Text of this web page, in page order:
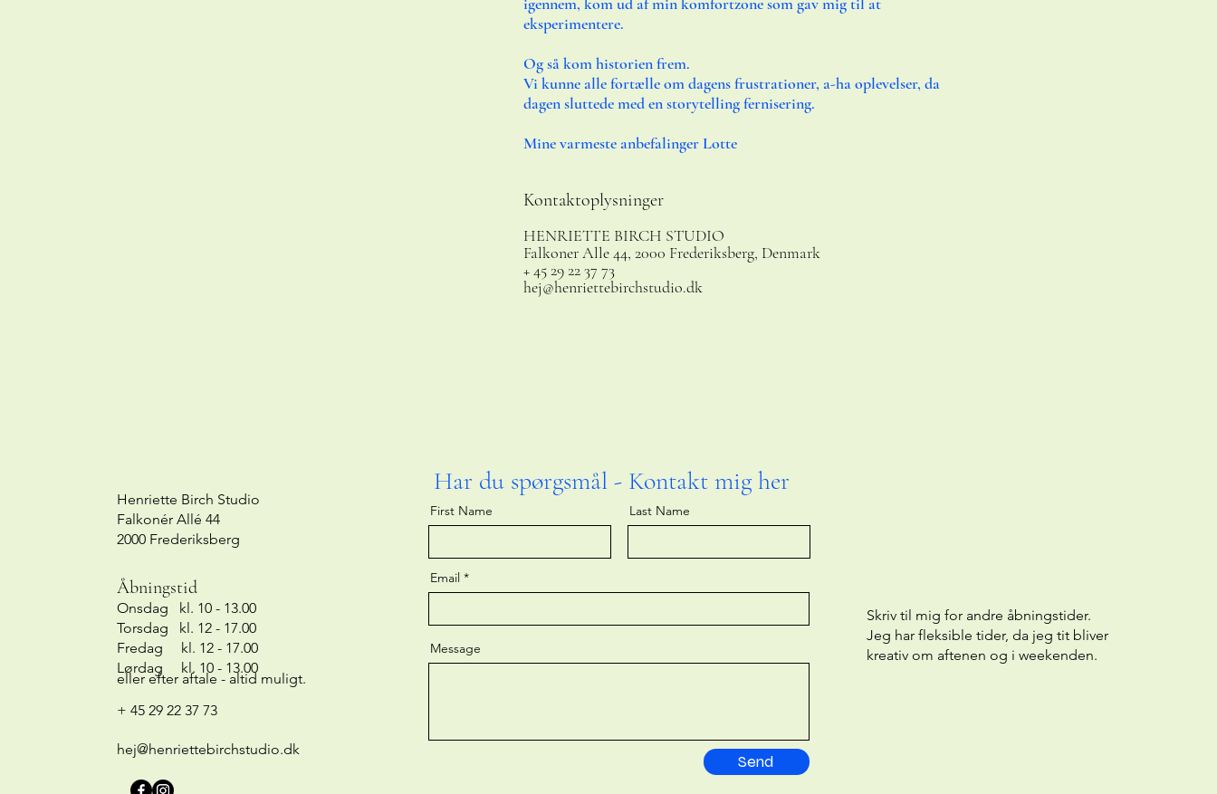
eksperimentere.
​Og så kom historien frem.
Vi kunne alle fortælle om dagens frustrationer, a-ha oplevelser, da
dagen sluttede med en storytelling fernisering.​
Mine varmeste anbefalinger Lotte
Kontaktoplysninger
HENRIETTE BIRCH STUDIO
Falkoner Alle 44, 2000 Frederiksberg, Denmark
+ 45 29 22 37 73
hej@henriettebirchstudio.dk
Henriette Birch Studio
Falkonér Allé 44
2000 Frederiksberg
Åbningstid
Onsdag kl. 10 - 13.00
Torsdag kl. 12 - 17.00
Fredag kl. 12 - 17.00
Lørdag kl. 10 - 13.00
eller efter aftale - altid muligt.
+ 45 29 22 37 73
hej@henriettebirchstudio.dk
First Name Last Name
Email
Message
Send
Har du spørgsmål - Kontakt mig her
Skriv til mig for andre åbningstider.
Jeg har fleksible tider, da jeg tit bliver
kreativ om aftenen og i weekenden.